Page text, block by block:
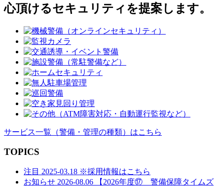
ー
心頂けるセキュリティを提案します。
サービス一覧 （警備・管理の種類） はこちら
TOPICS
注目 2025-03.18 ※採用情報はこちら
お知らせ 2026-08.06
【2026年度⑰ 警備保障タイムズ